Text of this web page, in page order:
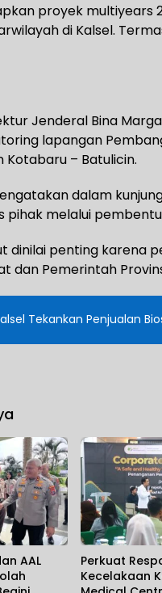
proyek multiyears
di Kalsel.
Jenderal Bina
lapangan
Kotabaru – Batulicin.
dalam
pihak melalui
dinilai penting karena
dan Pemerintah
Tekankan Penjualan
AAL
Perkuat
Kecelakaan